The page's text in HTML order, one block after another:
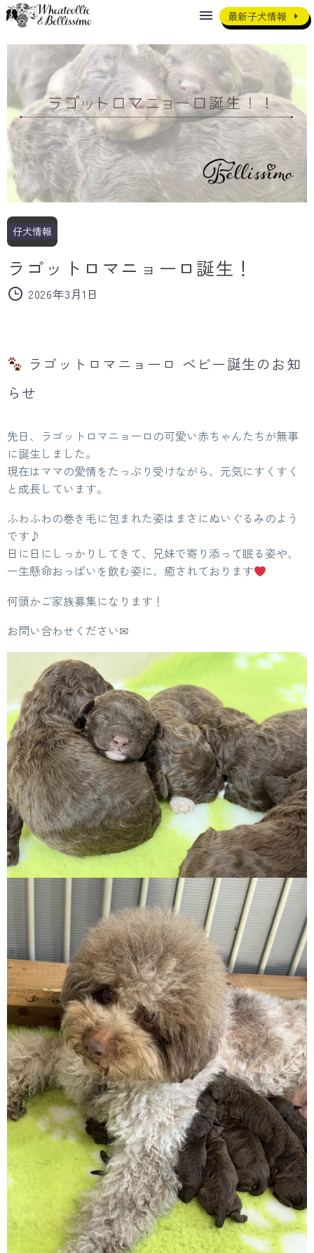
最新子犬情報
仔犬情報
ラゴットロマニョーロ誕生！
2026年3月1日
ラゴットロマニョーロ ベビー誕生のお知
らせ
先日、ラゴットロマニョーロの可愛い赤ちゃんたちが無事
に誕生しました。
現在はママの愛情をたっぷり受けながら、元気にすくすく
と成長しています。
ふわふわの巻き毛に包まれた姿はまさにぬいぐるみのよう
です♪
日に日にしっかりしてきて、兄妹で寄り添って眠る姿や、
一生懸命おっぱいを飲む姿に、癒されております
何頭かご家族募集になります！
お問い合わせください✉